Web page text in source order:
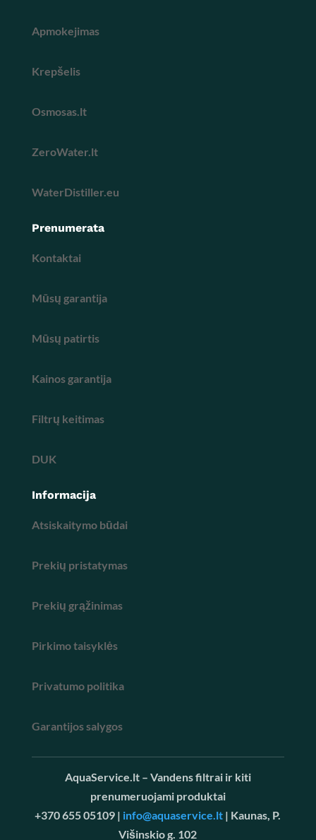
Apmokejimas
Krepšelis
Osmosas.lt
ZeroWater.lt
WaterDistiller.eu
Prenumerata
Kontaktai
Mūsų garantija
Mūsų patirtis
Kainos garantija
Filtrų keitimas
DUK
Informacija
Atsiskaitymo būdai
Prekių pristatymas
Prekių grąžinimas
Pirkimo taisyklės
Privatumo politika
Garantijos salygos
AquaService.lt – Vandens filtrai ir kiti
prenumeruojami produktai
+370 655 05109 | info@aquaservice.lt | Kaunas, P.
Višinskio g. 102